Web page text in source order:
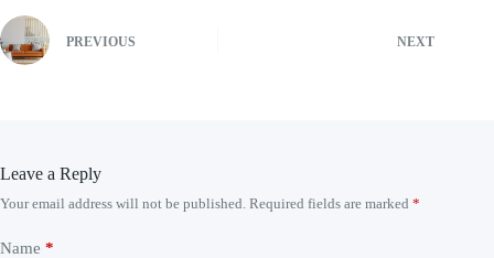
PREVIOUS NEXT
Leave a Reply
Your email address will not be published. Required fields are marked *
Name *